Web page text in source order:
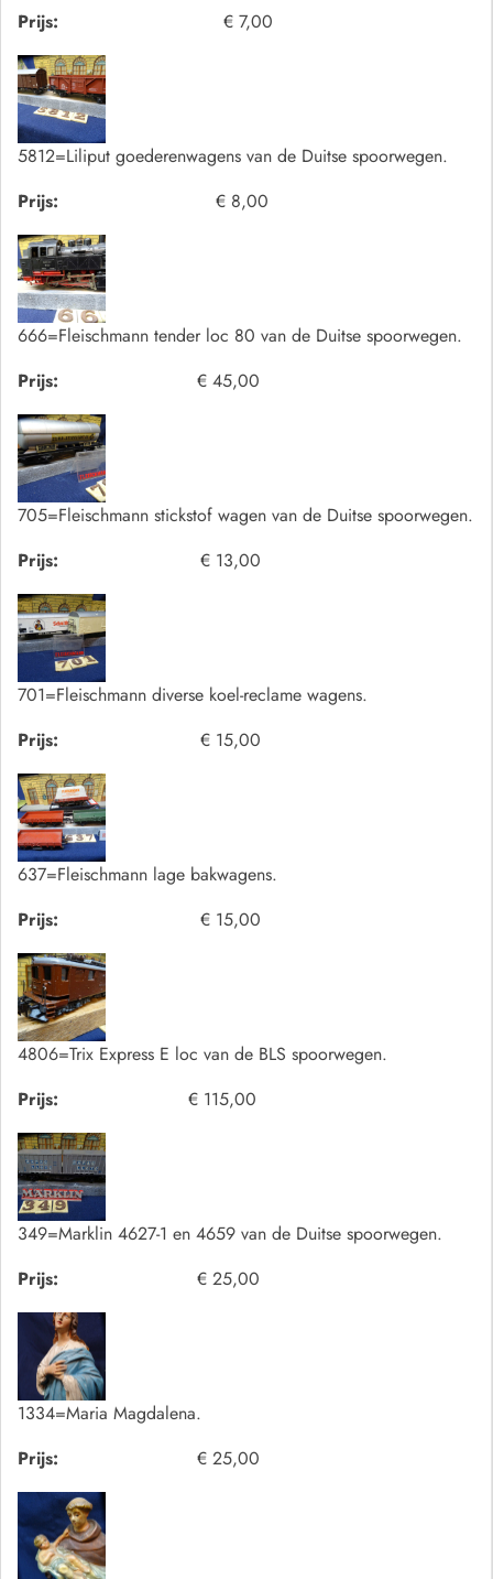
Prijs: € 7,00
5812=Liliput goederenwagens van de Duitse spoorwegen.
Prijs:
€ 8,00
666=Fleischmann tender loc 80 van de Duitse spoorwegen.
Prijs:
€ 45,00
705=Fleischmann stickstof wagen van de Duitse spoorwegen.
Prijs:
€ 13,00
701=Fleischmann diverse koel-reclame wagens.
Prijs:
€ 15,00
637=Fleischmann lage bakwagens.
Prijs:
€ 15,00
4806=Trix Express E loc van de BLS spoorwegen.
Prijs:
€ 115,00
349=Marklin 4627-1 en 4659 van de Duitse spoorwegen.
Prijs:
€ 25,00
1334=Maria Magdalena.
Prijs:
€ 25,00